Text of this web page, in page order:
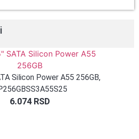
Silicon Power A55 256GB,
6.074 RSD